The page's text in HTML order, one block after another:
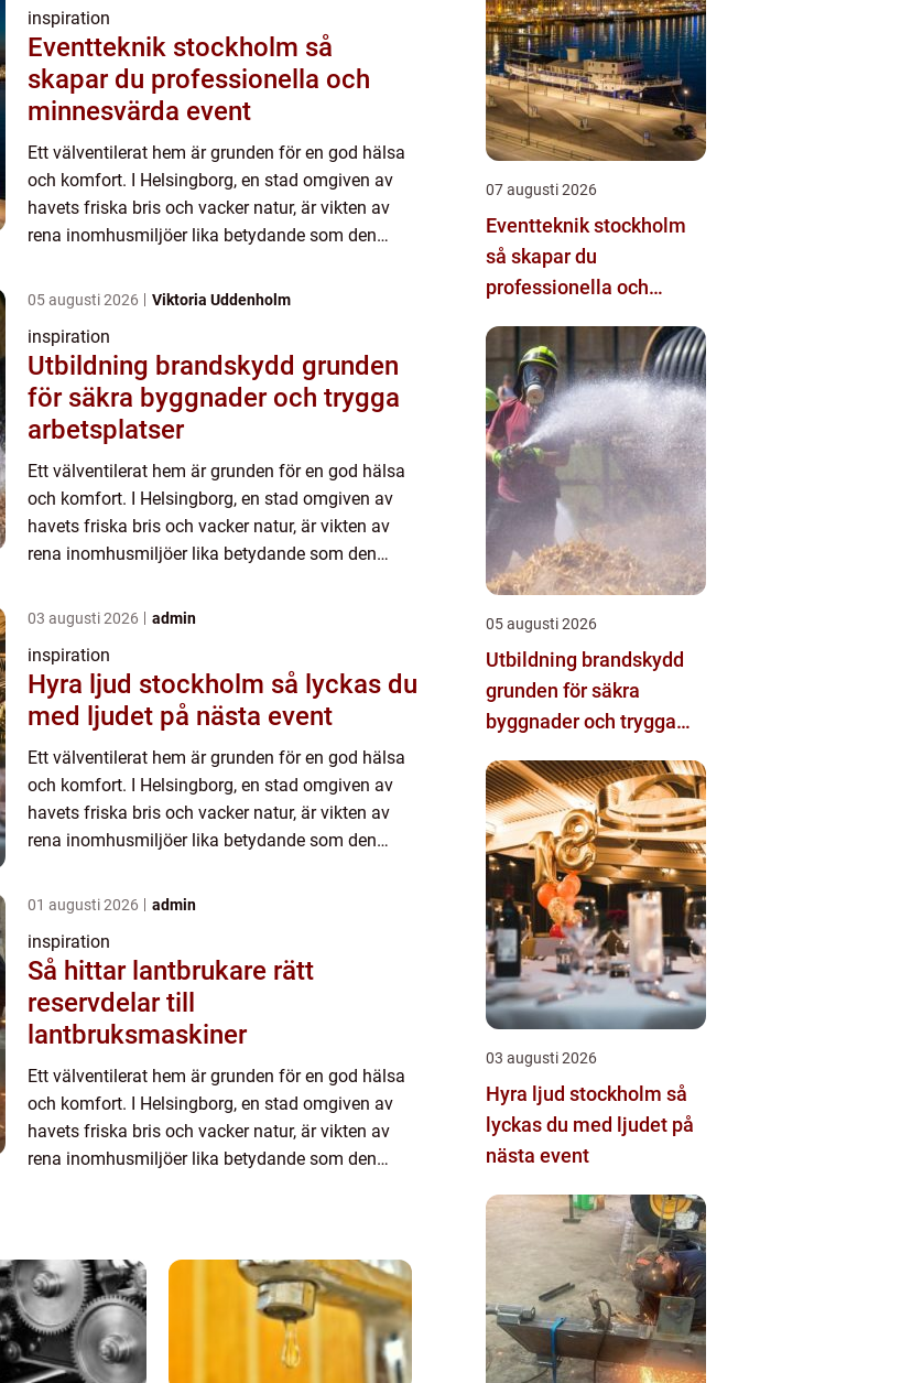
inspiration
Eventteknik stockholm så
skapar du professionella och
minnesvärda event
Ett välventilerat hem är grunden för en god hälsa
och komfort. I Helsingborg, en stad omgiven av
havets friska bris och vacker natur, är vikten av
rena inomhusmiljöer lika betydande som den
05 augusti 2026 Viktoria Uddenholm
inspiration
Utbildning brandskydd grunden
för säkra byggnader och trygga
arbetsplatser
Ett välventilerat hem är grunden för en god hälsa
och komfort. I Helsingborg, en stad omgiven av
havets friska bris och vacker natur, är vikten av
rena inomhusmiljöer lika betydande som den
03 augusti 2026 admin
inspiration
Hyra ljud stockholm så lyckas du
med ljudet på nästa event
Ett välventilerat hem är grunden för en god hälsa
och komfort. I Helsingborg, en stad omgiven av
havets friska bris och vacker natur, är vikten av
rena inomhusmiljöer lika betydande som den
01 augusti 2026 admin
inspiration
Så hittar lantbrukare rätt
reservdelar till
lantbruksmaskiner
Ett välventilerat hem är grunden för en god hälsa
och komfort. I Helsingborg, en stad omgiven av
havets friska bris och vacker natur, är vikten av
rena inomhusmiljöer lika betydande som den
07 augusti 2026
Eventteknik stockholm
så skapar du
professionella och
05 augusti 2026
Utbildning brandskydd
grunden för säkra
byggnader och trygga
03 augusti 2026
Hyra ljud stockholm så
lyckas du med ljudet på
nästa event